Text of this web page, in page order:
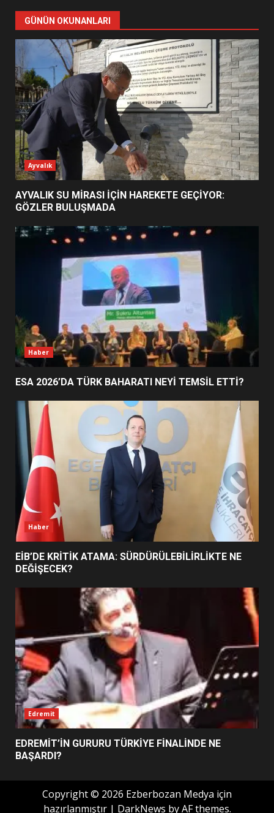
7
1
AYVALIK SU MİRASI İÇİN
HAREKETE GEÇİYOR: GÖZLER
BULUŞMADA
2
ESA 2026’DA TÜRK BAHARATI
NEYİ TEMSİL ETTİ?
3
EİB’DE KRİTİK ATAMA:
SÜRDÜRÜLEBİLİRLİKTE NE
DEĞİŞECEK?
EDREMİT’İN GURURU TÜRKİYE
FİNALİNDE NE BAŞARDI?
BALIKESİR MÜZELERİNDE SÜRE
UZATILDI: NE DEĞİŞTİ?
BURHANİYE SATRANÇ
TURNUVASI KAYITLARI NEYİ
DEĞİŞTİRİYOR?
7
BURHANİYE BELEDİYESPOR’DA
YENİ YÖNETİM NASIL
ŞEKİLLENDİ?
GÜNÜN OKUNANLARI
Ayvalık
AYVALIK SU MİRASI İÇİN HAREKETE GEÇİYOR:
GÖZLER BULUŞMADA
Haber
ESA 2026’DA TÜRK BAHARATI NEYİ TEMSİL ETTİ?
Haber
EİB’DE KRİTİK ATAMA: SÜRDÜRÜLEBİLİRLİKTE NE
DEĞİŞECEK?
Edremit
EDREMİT’İN GURURU TÜRKİYE FİNALİNDE NE
BAŞARDI?
Copyright © 2026 Ezberbozan Medya için
hazırlanmıştır | DarkNews by AF themes.